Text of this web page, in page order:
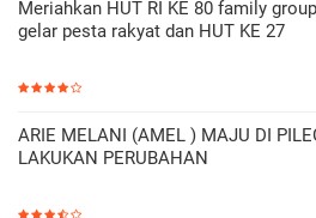
Meriahkan HUT RI KE 80 family
gelar pesta rakyat dan HUT KE 27
ARIE MELANI (AMEL ) MAJU DI
LAKUKAN PERUBAHAN